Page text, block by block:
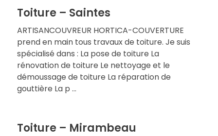
Toiture – Saintes
ARTISANCOUVREUR HORTICA-COUVERTURE
prend en main tous travaux de toiture. Je suis
spécialisé dans : La pose de toiture La
rénovation de toiture Le nettoyage et le
démoussage de toiture La réparation de
gouttière La p ...
Toiture – Mirambeau